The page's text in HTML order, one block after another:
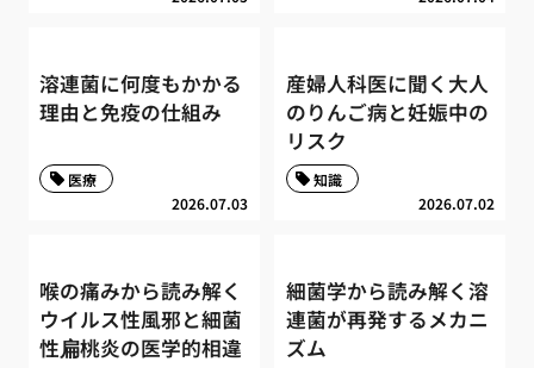
溶連菌に何度もかかる
理由と免疫の仕組み
2026.07.03
医療
産婦人科医に聞く大人
のりんご病と妊娠中の
リスク
2026.07.02
知識
喉の痛みから読み解く
ウイルス性風邪と細菌
性扁桃炎の医学的相違
細菌学から読み解く溶
連菌が再発するメカニ
ズム